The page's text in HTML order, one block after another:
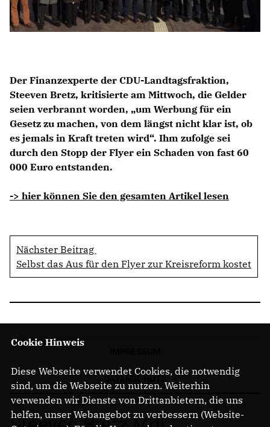
Der Finanzexperte der CDU-Landtagsfraktion,
Steeven Bretz, kritisierte am Mittwoch, die Gelder
seien verbrannt worden, „um Werbung für ein
Gesetz zu machen, von dem längst nicht klar ist, ob
es jemals in Kraft treten wird“. Ihm zufolge sei
durch den Stopp der Flyer ein Schaden von fast 60
000 Euro entstanden.
-> hier können Sie den gesamten Artikel lesen
Nächster Beitrag
Selbst das Aus für den Flyer zur Kreisreform kostet
Cookie Hinweis
Diese Webseite verwendet Cookies, die notwendig
sind, um die Webseite zu nutzen. Weiterhin
verwenden wir Dienste von Drittanbietern, die uns
helfen, unser Webangebot zu verbessern (Website-